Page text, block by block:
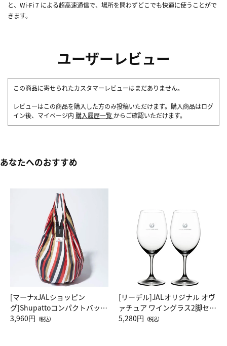
と、Wi-Fi 7 による超高速通信で、場所を問わずどこでも快適に使うことがで
きます。
ユーザーレビュー
この商品に寄せられたカスタマーレビューはまだありません。
レビューはこの商品を購入した方のみ投稿いただけます。購入商品はログ
イン後、マイページ内 購入履歴一覧 からご確認いただけます。
あなたへのおすすめ
[マーナxJALショッピン
グ]Shupattoコンパクトバッグ
Drop JAL客室乗務員（LC）ス
3,960円 （税込）
[リーデル]JALオリジナル オヴ
ァチュア ワイングラス2脚セッ
ト（レッドワイン）
5,280円 （税込）